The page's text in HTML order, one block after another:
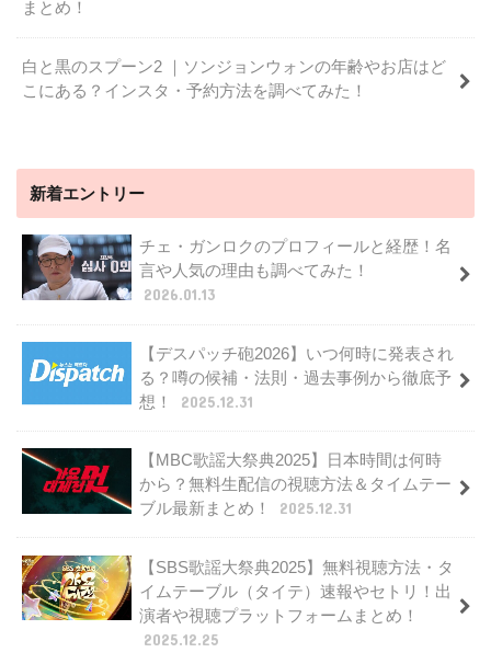
まとめ！
白と黒のスプーン2 ｜ソンジョンウォンの年齢やお店はど
こにある？インスタ・予約方法を調べてみた！
新着エントリー
チェ・ガンロクのプロフィールと経歴！名
言や人気の理由も調べてみた！
2026.01.13
【デスパッチ砲2026】いつ何時に発表され
る？噂の候補・法則・過去事例から徹底予
想！
2025.12.31
【MBC歌謡大祭典2025】日本時間は何時
から？無料生配信の視聴方法＆タイムテー
ブル最新まとめ！
2025.12.31
【SBS歌謡大祭典2025】無料視聴方法・タ
イムテーブル（タイテ）速報やセトリ！出
演者や視聴プラットフォームまとめ！
2025.12.25